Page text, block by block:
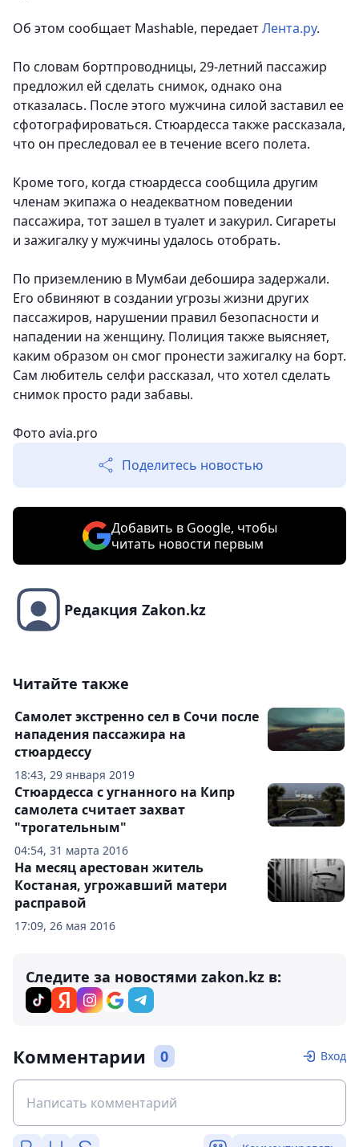
Об этом сообщает Mashable, передаетЛента.ру.
По словам бортпроводницы, 29-летний пассажир
предложил ей сделать снимок, однако она
отказалась. После этого мужчина силой заставил ее
сфотографироваться. Стюардесса также рассказала,
что он преследовал ее в течение всего полета.
Кроме того, когда стюардесса сообщила другим
членам экипажа о неадекватном поведении
пассажира, тот зашел в туалет и закурил. Сигареты
и зажигалку у мужчины удалось отобрать.
По приземлению в Мумбаи дебошира задержали.
Его обвиняют в создании угрозы жизни других
пассажиров, нарушении правил безопасности и
нападении на женщину. Полиция также выясняет,
каким образом он смог пронести зажигалку на борт.
Сам любитель селфи рассказал, что хотел сделать
снимок просто ради забавы.
Фото avia.pro
Поделитесь новостью
Добавить в Google, чтобы
читать новости первым
Редакция Zakon.kz
Читайте также
18:43, 29 января 2019
Самолет экстренно сел в Сочи после
нападения пассажира на
стюардессу
04:54, 31 марта 2016
Стюардесса с угнанного на Кипр
самолета считает захват
"трогательным"
17:09, 26 мая 2016
На месяц арестован житель
Костаная, угрожавший матери
расправой
Следите за новостями zakon.kz в:
Комментарии 0 Вход